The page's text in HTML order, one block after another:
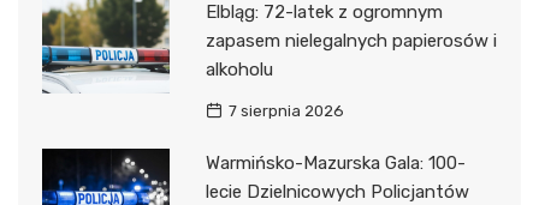
Elbląg: 72-latek z ogromnym
zapasem nielegalnych papierosów i
alkoholu
7 sierpnia 2026
Warmińsko-Mazurska Gala: 100-
lecie Dzielnicowych Policjantów